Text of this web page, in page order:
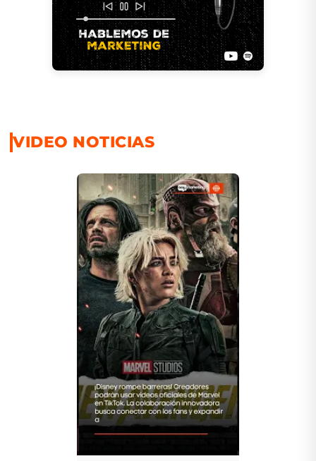
VIDEO NOTICIAS